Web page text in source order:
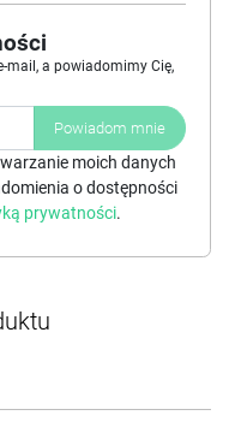
mail, a powiadomimy Cię,
Powiadom mnie
moich danych
o dostępności
prywatności.